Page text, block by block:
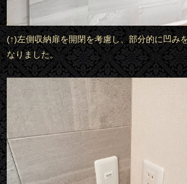
(↑)左側収納扉を開閉を考慮し、部分的に凹み
なりました。